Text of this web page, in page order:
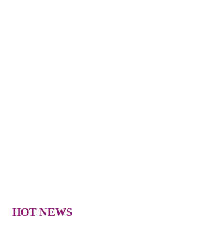
HOT NEWS